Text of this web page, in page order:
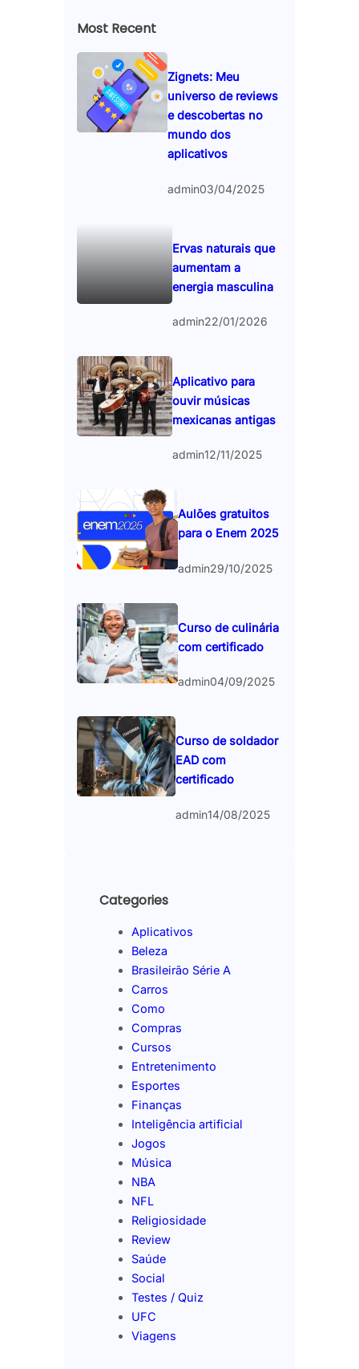
Most Recent
Zignets: Meu
universo de reviews
e descobertas no
mundo dos
aplicativos
admin03/04/2025
Ervas naturais que
aumentam a
energia masculina
admin22/01/2026
Aplicativo para
ouvir músicas
mexicanas antigas
admin12/11/2025
Aulões gratuitos
para o Enem 2025
admin29/10/2025
Curso de culinária
com certificado
admin04/09/2025
Curso de soldador
EAD com
certificado
admin14/08/2025
Categories
Aplicativos
Beleza
Brasileirão Série A
Carros
Como
Compras
Cursos
Entretenimento
Esportes
Finanças
Inteligência artificial
Jogos
Música
NBA
NFL
Religiosidade
Review
Saúde
Social
Testes / Quiz
UFC
Viagens